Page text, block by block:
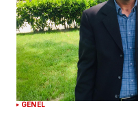
GENEL